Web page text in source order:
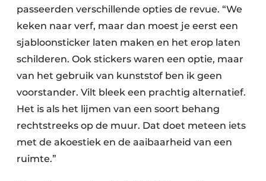
passeerden verschillende opties de revue. “We
keken naar verf, maar dan moest je eerst een
sjabloonsticker laten maken en het erop laten
schilderen. Ook stickers waren een optie, maar
van het gebruik van kunststof ben ik geen
voorstander. Vilt bleek een prachtig alternatief.
Het is als het lijmen van een soort behang
rechtstreeks op de muur. Dat doet meteen iets
met de akoestiek en de aaibaarheid van een
ruimte.”